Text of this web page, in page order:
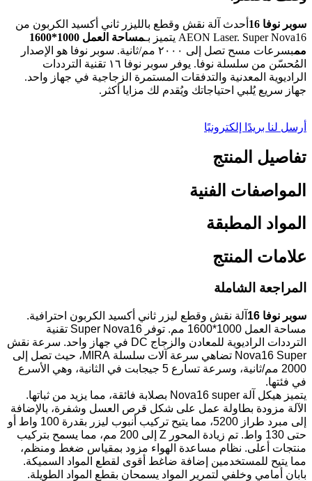
سوبر نوفا 16
أحدث آلة نقش وقطع بالليزر ثاني أكسيد الكربون من
AEON Laser. Super Nova16 يتميز بـ
مساحة العمل 1000*1600
مم
بسرعات مسح تصل إلى ٢٠٠٠ مم/ثانية. سوبر نوفا هو الإصدار
المُحسّن من سلسلة نوفا. يوفر سوبر نوفا ١٦ تقنية الترددات
الراديوية المعدنية والتدفقات المستمرة الزجاجية في جهاز واحد.
جهاز سريع يُلبي احتياجاتك ويُقدم لك مزايا أكثر.
أرسل لنا بريدًا إلكترونيًا
تفاصيل المنتج
المواصفات الفنية
المواد المطبقة
علامات المنتج
المراجعة الشاملة
سوبر نوفا 16
آلة نقش وقطع ليزر ثاني أكسيد الكربون احترافية.
مساحة العمل 1000*1600 مم. توفر Super Nova16 تقنية
الترددات الراديوية للمعادن والزجاج DC في جهاز واحد. سرعة نقش
Nova16 Super تضاهي سرعة آلات سلسلة MIRA، حيث تصل إلى
2000 مم/ثانية، وسرعة تسارع 5 جيجابت في الثانية، وهي الأسرع
في فئتها.
يتميز هيكل آلة Nova16 super بصلابة فائقة، مما يزيد من ثباتها.
الآلة مزودة بطاولة عمل على شكل قرص العسل وشفرة، بالإضافة
إلى مبرد طراز 5200، مما يتيح تركيب أنبوب ليزر بقدرة 100 واط أو
حتى 130 واط. تم زيادة المحور Z إلى 200 مم، مما يسمح بتركيب
منتجات أعلى. نظام مساعدة الهواء مزود بمقياس ضغط ومنظم،
مما يتيح للمستخدمين إضافة ضاغط أقوى لقطع المواد السميكة.
بابان أمامي وخلفي لتمرير المواد يسمحان بقطع المواد الطويلة.